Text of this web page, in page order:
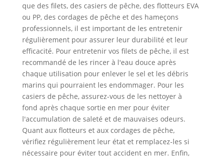
que des filets, des casiers de pêche, des flotteurs EVA
ou PP, des cordages de pêche et des hameçons
professionnels, il est important de les entretenir
régulièrement pour assurer leur durabilité et leur
efficacité. Pour entretenir vos filets de pêche, il est
recommandé de les rincer à l'eau douce après
chaque utilisation pour enlever le sel et les débris
marins qui pourraient les endommager. Pour les
casiers de pêche, assurez-vous de les nettoyer à
fond après chaque sortie en mer pour éviter
l'accumulation de saleté et de mauvaises odeurs.
Quant aux flotteurs et aux cordages de pêche,
vérifiez régulièrement leur état et remplacez-les si
nécessaire pour éviter tout accident en mer. Enfin,